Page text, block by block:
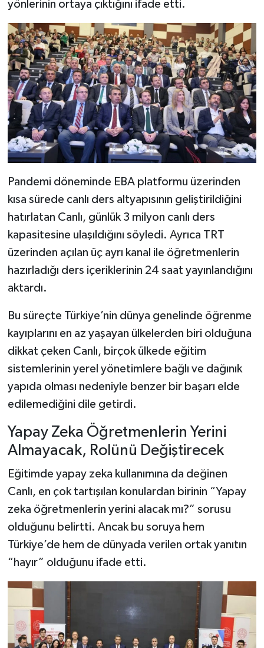
yönlerinin ortaya çıktığını ifade etti.
Pandemi döneminde EBA platformu üzerinden
kısa sürede canlı ders altyapısının geliştirildiğini
hatırlatan Canlı, günlük 3 milyon canlı ders
kapasitesine ulaşıldığını söyledi. Ayrıca TRT
üzerinden açılan üç ayrı kanal ile öğretmenlerin
hazırladığı ders içeriklerinin 24 saat yayınlandığını
aktardı.
Bu süreçte Türkiye’nin dünya genelinde öğrenme
kayıplarını en az yaşayan ülkelerden biri olduğuna
dikkat çeken Canlı, birçok ülkede eğitim
sistemlerinin yerel yönetimlere bağlı ve dağınık
yapıda olması nedeniyle benzer bir başarı elde
edilemediğini dile getirdi.
Yapay Zeka Öğretmenlerin Yerini
Almayacak, Rolünü Değiştirecek
Eğitimde yapay zeka kullanımına da değinen
Canlı, en çok tartışılan konulardan birinin “Yapay
zeka öğretmenlerin yerini alacak mı?” sorusu
olduğunu belirtti. Ancak bu soruya hem
Türkiye’de hem de dünyada verilen ortak yanıtın
“hayır” olduğunu ifade etti.